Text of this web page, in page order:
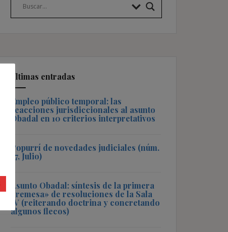
Últimas entradas
Empleo público temporal: las
reacciones jurisdiccionales al asunto
Obadal en 10 criterios interpretativos
Popurrí de novedades judiciales (núm.
57, Julio)
Asunto Obadal: síntesis de la primera
«remesa» de resoluciones de la Sala
IV (reiterando doctrina y concretando
algunos flecos)